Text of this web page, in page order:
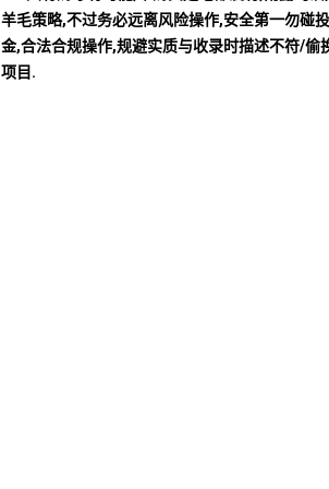
羊毛策略,不过务必远离风险操作,安全第一勿碰
金,合法合规操作,规避实质与收录时描述不符/偷
项目.